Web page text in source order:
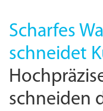
Scharfes
schneidet
schneiden